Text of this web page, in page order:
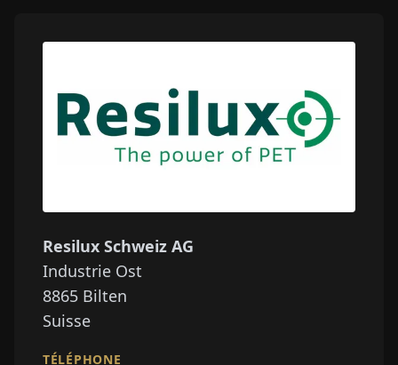
Resilux Schweiz AG
Industrie Ost
8865 Bilten
Suisse
TÉLÉPHONE